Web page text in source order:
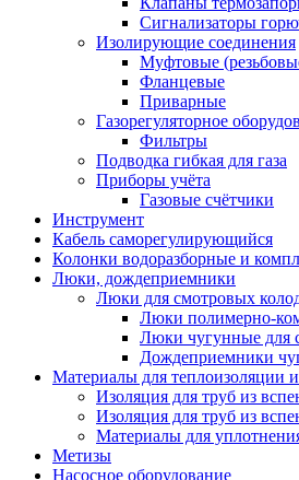
Сигнализаторы
Изолирующие соединения
Муфтовые
Фланцевые
Приварные
Газорегуляторное
Фильтры
Подводка гибкая для газа
Приборы учёта
Газовые счётчики
Инструмент
Кабель саморегулирующийся
Колонки водоразборные и
Люки, дождеприемники
Люки для смотровых
Люки полимерно-
Люки чугунные для
Дождеприемники
Материалы для теплоизоляции
Изоляция для труб из
Изоляция для труб из
Материалы для
Метизы
Насосное оборудование